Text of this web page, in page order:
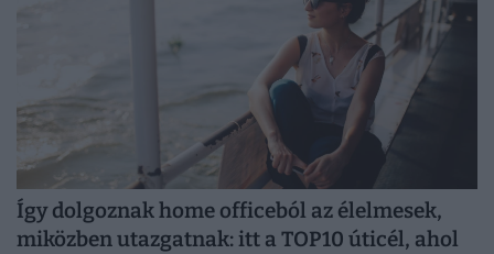
Így dolgoznak home officeból az élelmesek,
miközben utazgatnak: itt a TOP10 úticél, ahol